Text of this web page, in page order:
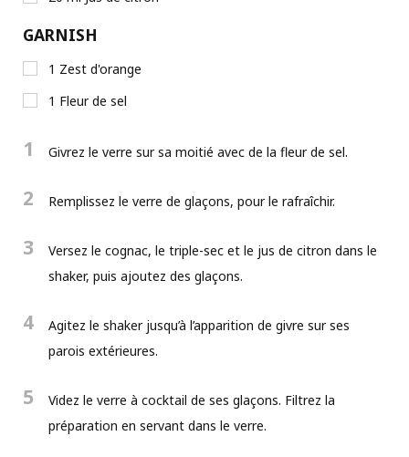
GARNISH
1 Zest d'orange
1 Fleur de sel
1 Givrez le verre sur sa moitié avec de la fleur de sel.
2 Remplissez le verre de glaçons, pour le rafraîchir.
3
Versez le cognac, le triple-sec et le jus de citron dans le
shaker, puis ajoutez des glaçons.
4
Agitez le shaker jusqu’à l’apparition de givre sur ses
parois extérieures.
5
Videz le verre à cocktail de ses glaçons. Filtrez la
préparation en servant dans le verre.